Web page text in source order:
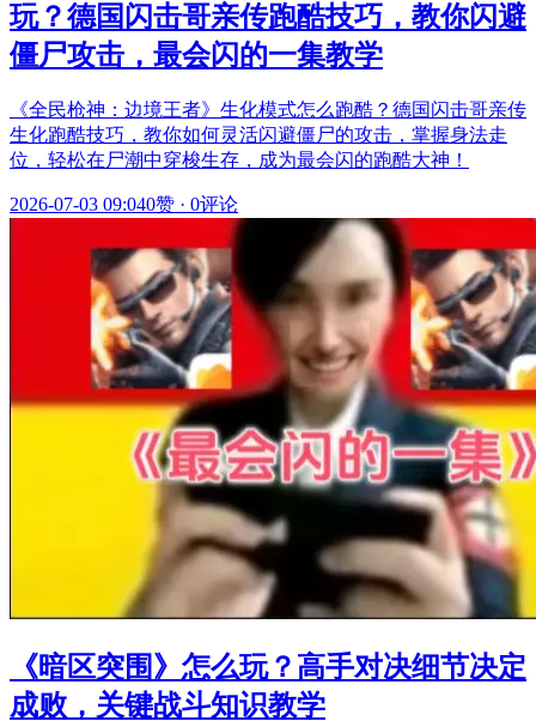
玩？德国闪击哥亲传跑酷技巧，教你闪避
僵尸攻击，最会闪的一集教学
《全民枪神：边境王者》生化模式怎么跑酷？德国闪击哥亲传
生化跑酷技巧，教你如何灵活闪避僵尸的攻击，掌握身法走
位，轻松在尸潮中穿梭生存，成为最会闪的跑酷大神！
2026-07-03 09:040赞 · 0评论
《暗区突围》怎么玩？高手对决细节决定
成败，关键战斗知识教学